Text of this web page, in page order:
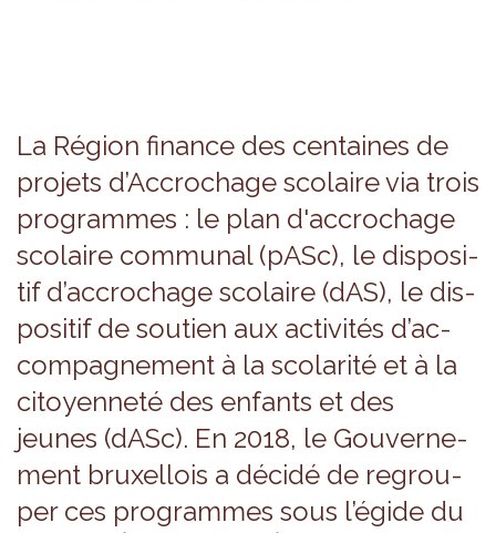
La Région finance des cen­taines de
pro­jets d’Ac­cro­chage sco­laire via trois
pro­grammes : le plan d'ac­cro­chage
sco­laire com­mu­nal (pASc), le dis­po­si­
tif d’ac­cro­chage sco­laire (dAS), le dis­
po­si­tif de sou­tien aux acti­vi­tés d’ac­
com­pa­gne­ment à la sco­la­rité et à la
citoyen­neté des enfants et des
jeunes (dASc). En 2018, le Gou­ver­ne­
ment bruxel­lois a décidé de regrou­
per ces pro­grammes sous l’égide du